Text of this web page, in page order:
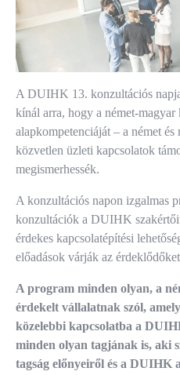
A DUIHK 13. konzultációs
kínál arra, hogy a német-magyar
alapkompetenciáját – a német
közvetlen üzleti kapcsolatok
megismerhessék.
A konzultációs napon izgalmas
konzultációk a DUIHK
érdekes kapcsolatépítési
előadások várják az
A program minden olyan, a
érdekelt vállalatnak szól,
közelebbi kapcsolatba a
minden olyan tagjának is, aki
tagság előnyeiről és a DUIHK